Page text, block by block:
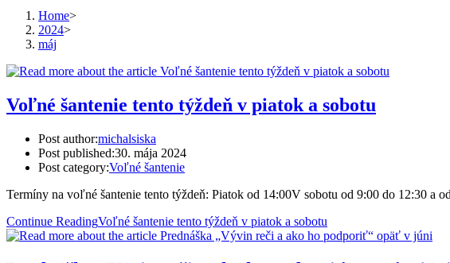
Home>
2024>
máj
Voľné šantenie tento týždeň v piatok a sobotu
Post author:michalsiska
Post published:30. mája 2024
Post category:Voľné šantenie
Termíny na voľné šantenie tento týždeň: Piatok od 14:00V sobotu od 9:00 do 12:30
Continue ReadingVoľné šantenie tento týždeň v piatok a sobotu